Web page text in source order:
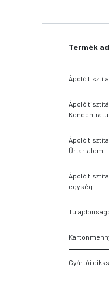
Termék
Ápoló
Ápoló
Ápoló
Űrtartalom
Ápoló
egység
Gyártói